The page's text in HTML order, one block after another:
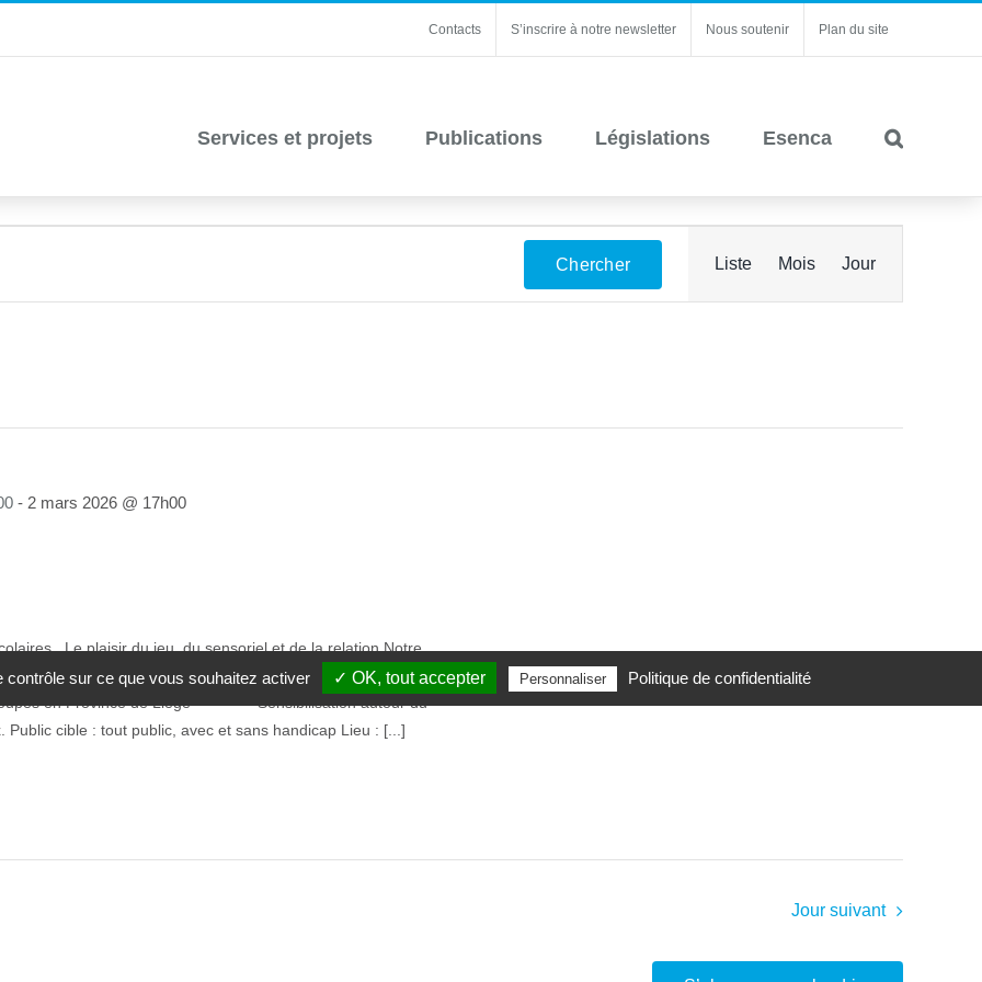
Contacts S’inscrire à notre newsletter Nous soutenir Plan du site
Services et projets Publications Législations Esenca
Chercher
de
vues
Liste Mois Jour
- 2 mars 2026 @ 17h00
Le plaisir du jeu, du sensoriel et de la relation Notre
de jeux : aux particuliers ou aux institutions. -
en Province de Liège - Sensibilisation autour du
Public cible : tout public, avec et sans handicap Lieu : [...]
Jour suivant
sur ce que vous souhaitez activer ✓ OK, tout accepter Personnaliser Politique de confidentialité